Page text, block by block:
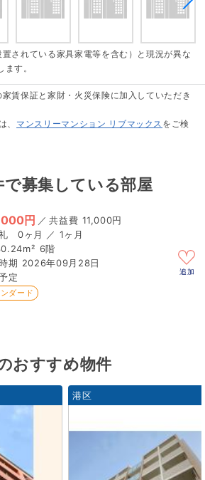
されている家具家電等を含む）と現況が異な
す。
賃保証と家財・火災保険に加入していただき
、 マンスリーマンション リブマックス をご検
で募集している部屋
円 ／
11,000円
0ヶ月 ／ 1ヶ月
6階
2026年09月28日
定
ダード
追加
おすすめ物件
港区